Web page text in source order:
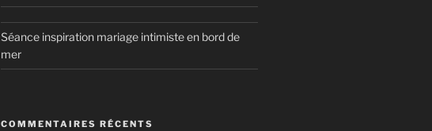
Séance inspiration mariage intimiste en bord de
mer
COMMENTAIRES RÉCENTS